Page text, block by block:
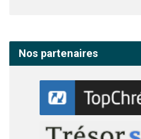
Nos partenaires